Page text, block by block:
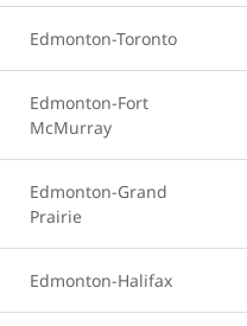
Edmonton-Toronto
Edmonton-Fort
McMurray
Edmonton-Grand
Prairie
Edmonton-Halifax